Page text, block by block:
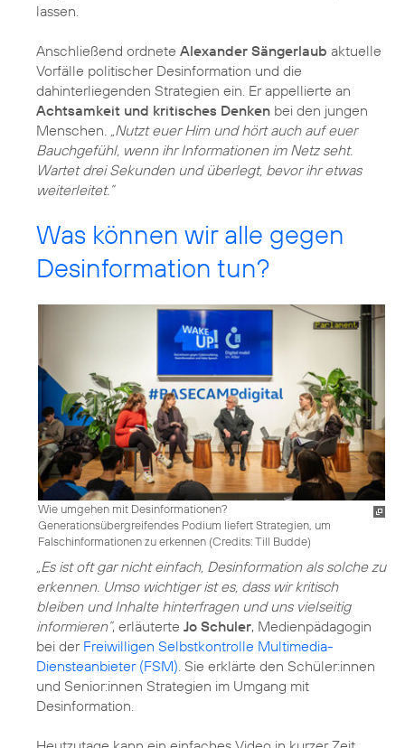
lassen.
Anschließend ordnete Alexander Sängerlaub aktuelle
Vorfälle politischer Desinformation und die
dahinterliegenden Strategien ein. Er appellierte an
Achtsamkeit und kritisches Denken bei den jungen
Menschen. „Nutzt euer Hirn und hört auch auf euer
Bauchgefühl, wenn ihr Informationen im Netz seht.
Wartet drei Sekunden und überlegt, bevor ihr etwas
weiterleitet.”
Was können wir alle gegen
Desinformation tun?
Wie umgehen mit Desinformationen?
Generationsübergreifendes Podium liefert Strategien, um
Falschinformationen zu erkennen (Credits: Till Budde)
„Es ist oft gar nicht einfach, Desinformation als solche zu
erkennen. Umso wichtiger ist es, dass wir kritisch
bleiben und Inhalte hinterfragen und uns vielseitig
informieren”, erläuterte Jo Schuler, Medienpädagogin
bei der Freiwilligen Selbstkontrolle Multimedia-
Diensteanbieter (FSM) . Sie erklärte den Schüler:innen
und Senior:innen Strategien im Umgang mit
Desinformation.